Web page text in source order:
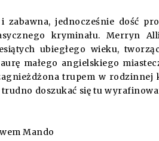
zabawna, jednocześnie dość
kryminału. Merryn
ubiegłego wieku,
małego angielskiego
trupem w rodzinnej
doszukać się tu
Mando